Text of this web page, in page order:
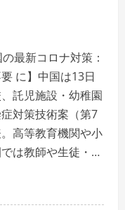
最新コロナ対策：
に】中国は13日
託児施設・幼稚園
対策技術案（第7
高等教育機関や小
は教師や生徒・…